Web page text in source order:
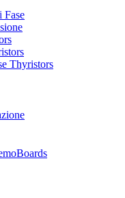
Fase
Thyristors